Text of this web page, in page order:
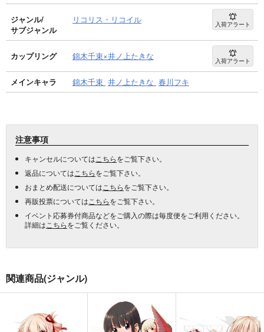
ジャンル/
サブジャンル
リコリス・リコイル 入荷アラート
カップリング 錦木千束×井ノ上たきな 入荷アラート
メインキャラ 錦木千束 井ノ上たきな 春川フキ
注意事項
キャンセルについては こちらをご覧下さい。
返品については こちらをご覧下さい。
おまとめ配送については こちらをご覧下さい。
再販投票については こちらをご覧下さい。
イベント応募券付商品などをご購入の際は毎度便をご利用ください。
詳細は こちらをご覧ください。
関連商品(ジャンル)